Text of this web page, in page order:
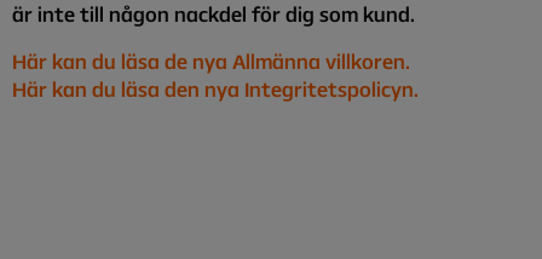
är inte till någon nackdel för dig som kund.
Här kan du läsa de nya Allmänna villkoren.
Här kan du läsa den nya Integritetspolicyn.